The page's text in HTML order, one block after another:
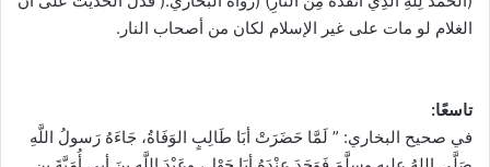
الغلام لو مات على غير الإسلام لكان من أصحاب النار.
تاسعًا:
في صحيح البخاري: ” لَمَّا حَضَرَتْ أبَا طَالِبٍ الوَفَاةُ، جَاءَهُ رَسولُ اللَّهِ